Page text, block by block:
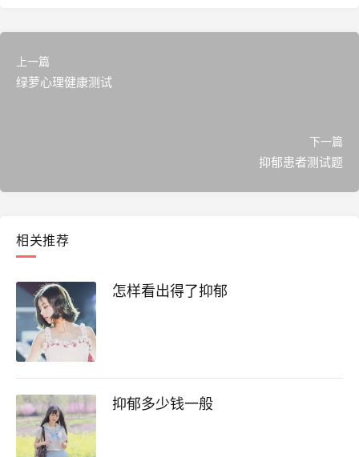
上一篇
绿萝心理健康测试
下一篇
抑郁患者测试题
相关推荐
怎样看出得了抑郁
抑郁多少钱一般